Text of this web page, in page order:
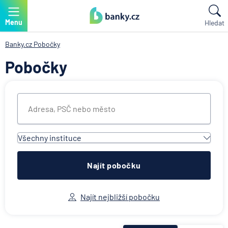
Menu Hledat
Banky.cz Pobočky
Pobočky
Všechny instituce
Všechny instituce
ACE European Group Ltd
Allianz penzijní společnost
Allianz pojišťovna
Najít pobočku
Najít nejbližší pobočku